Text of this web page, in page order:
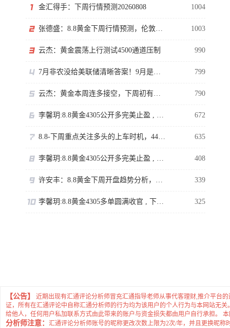
金汇得手：下周行情预测20260808 1004
张德盛：8.8黄金下周行情预测，伦敦金价格走势分析操作策略 1003
云杰：黄金震荡上行测试4500通道压制 990
7月非农没给美联储清晰答案！9月是否加息还得看通胀 799
云杰：黄金本周连多接空，下周初有回撤 790
李馨玥:8.8黄金4305公开多完美止盈 , 下周临近强压不追涨！ 672
8.8-下周重点关注多头的上车时机，4400岌岌可危。 635
李馨玥:8.8黄金4305公开多完美止盈 , 下周临近强压不追涨！ 408
许安丰：8.8黄金下周开盘趋势分析，持仓的朋友看过来 339
李馨玥:8.8黄金4305多单圆满收官 , 下周临近强压不追涨！ 325
【公告】
近期出现有汇通评论分析师冒充汇通指导老师从事代客理财,推介平台
证，所有在汇通评论中自称汇通分析师的行为均为该用户的个人行为与本网站无
给他人，任何用户私加联系方式由此带来的账户与资金损失都由用户自行承担。
分析师注意： 汇通评论分析师账号的昵称更改次数上限为2次/年，并且更换昵称